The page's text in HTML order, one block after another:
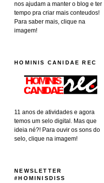
nos ajudam a manter o blog e ter
tempo pra criar mais conteudos!
Para saber mais, clique na
imagem!
HOMINIS CANIDAE REC
11 anos de atividades e agora
temos um selo digital. Mas que
ideia né?! Para ouvir os sons do
selo, clique na imagem!
NEWSLETTER
#HOMINISDISS